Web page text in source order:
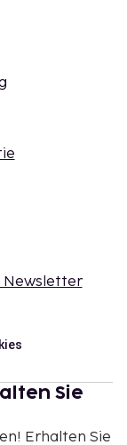
Newsletter
Sie
Erhalten Sie